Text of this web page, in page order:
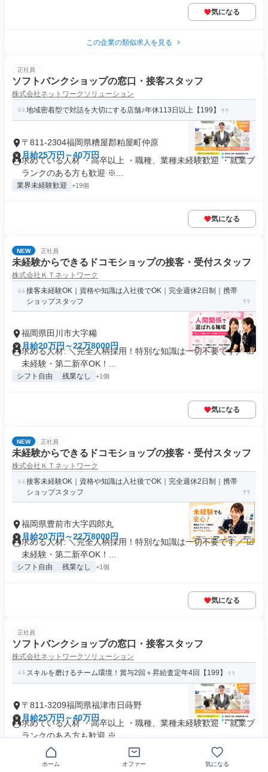
気になる
この企業の類似求人を見る
正社員
ソフトバンクショップの窓口・接客スタッフ
株式会社ネットワークソリューション
地域密着型で対話を大切にする店舗♪年休113日以上【199】
〒811-2304福岡県糟屋郡粕屋町仲原
月給25万円～40万円
求めている人材 ・高卒以上 ・職種、業種未経験歓迎 ・就業ブ
ランクのある方も歓迎 ※...
業界未経験歓迎 +19個
気になる
NEW 正社員
未経験からできるドコモショップの接客・受付スタッフ
株式会社ＫＴネットワーク
接客未経験OK｜資格や知識は入社後でOK｜完全週休2日制｜携帯
ショップスタッフ
福岡県田川市大字糒
月給20万円～22万8000円
求める人材: ＼完全人柄採用！特別な知識は一切不要です／ ☑
未経験・第二新卒OK！...
シフト自由 残業なし +1個
気になる
NEW 正社員
未経験からできるドコモショップの接客・受付スタッフ
株式会社ＫＴネットワーク
接客未経験OK｜資格や知識は入社後でOK｜完全週休2日制｜携帯
ショップスタッフ
福岡県豊前市大字四郎丸
月給20万円～22万8000円
求める人材: ＼完全人柄採用！特別な知識は一切不要です／ ☑
未経験・第二新卒OK！...
シフト自由 残業なし +1個
気になる
正社員
ソフトバンクショップの窓口・接客スタッフ
株式会社ネットワークソリューション
スキルを磨けるチーム環境！賞与2回＋昇給査定年4回【199】
〒811-3209福岡県福津市日蒔野
月給25万円～40万円
求めている人材 ・高卒以上 ・職種、業種未経験歓迎 ・就業ブ
ランクのある方も歓迎 ※...
業界未経験歓迎
ホーム オファー 気になる